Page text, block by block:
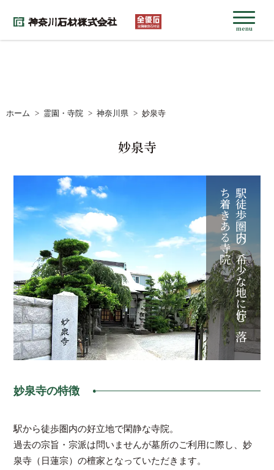
menu
ホーム 霊園・寺院 神奈川県 妙泉寺
妙泉寺
駅
徒
歩
圏
内
の
希
少
な
地
に
佇
む
落
ち
着
き
あ
る
寺
院
妙泉寺の特徴
駅から徒歩圏内の好立地で閑静な寺院。
過去の宗旨・宗派は問いませんが墓所のご利用に際し、妙
泉寺（日蓮宗）の檀家となっていただきます。